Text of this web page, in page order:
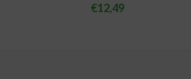
€12,49